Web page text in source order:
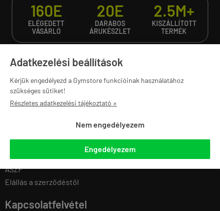
Adatkezelési beállítások
Kérjük engedélyezd a Gymstore funkcióinak használatához
szükséges sütiket!
Részletes adatkezelési tájékoztató »
Nem engedélyezem
Engedélyezem
160E
ELÉGEDETT
VÁSÁRLÓ
20E
DARABOS
ÁRUKÉSZLET
2.5M+
KISZÁLLÍTOTT
TERMÉK
Gymstore PRO
Ajánlatkérés
Sportegyesületeknek
Iskoláknak
Karrier
ÁSZF
Elállás a szerződéstől
Belépés
Eddigi rendeléseim
Letölthető termékek
Kapcsolatfelvétel